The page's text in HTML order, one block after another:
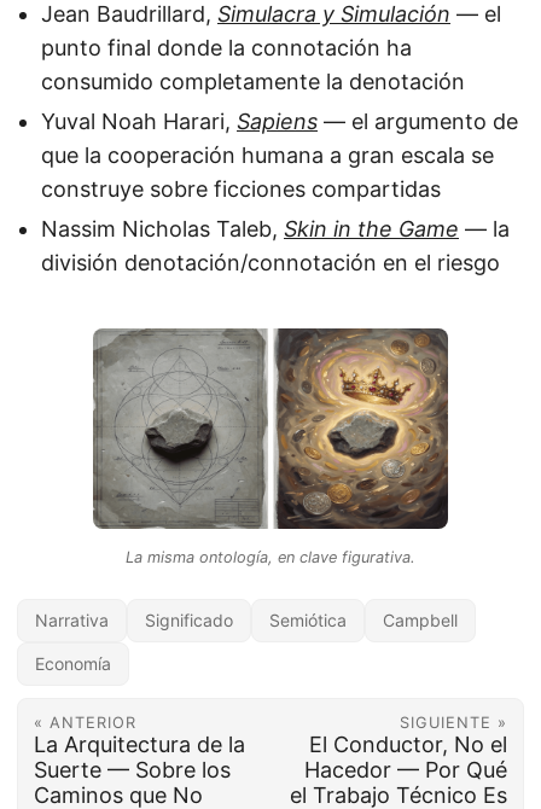
Jean Baudrillard, Simulacra y Simulación — el
punto final donde la connotación ha
consumido completamente la denotación
Yuval Noah Harari, Sapiens — el argumento de
que la cooperación humana a gran escala se
construye sobre ficciones compartidas
Nassim Nicholas Taleb, Skin in the Game — la
división denotación/connotación en el riesgo
La misma ontología, en clave figurativa.
Narrativa Significado Semiótica Campbell
Economía
« ANTERIOR
La Arquitectura de la
Suerte — Sobre los
Caminos que No
SIGUIENTE »
El Conductor, No el
Hacedor — Por Qué
el Trabajo Técnico Es